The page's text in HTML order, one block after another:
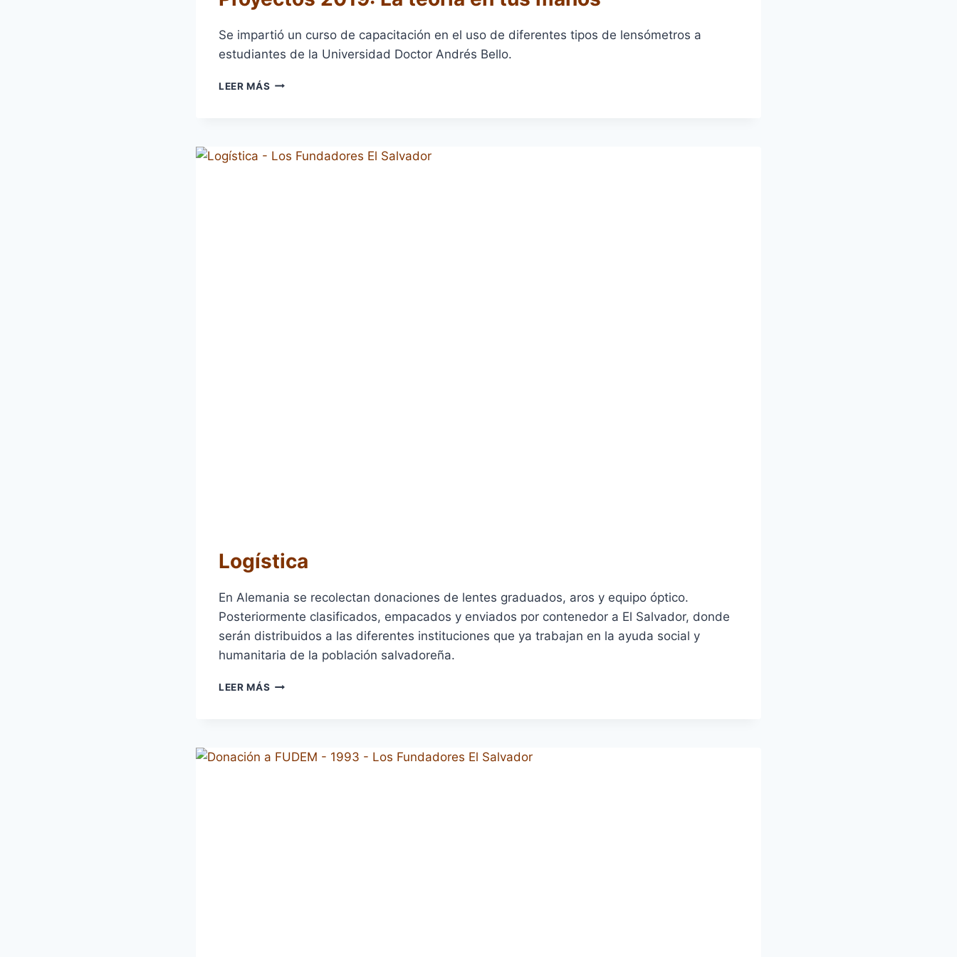
Se impartió un curso de capacitación en el uso de diferentes tipos de lensómetros a
estudiantes de la Universidad Doctor Andrés Bello.
LEER MÁS PROYECTOS
TUS
Logística
En Alemania se recolectan donaciones de lentes graduados, aros y equipo óptico.
Posteriormente clasificados, empacados y enviados por contenedor a El Salvador, donde
serán distribuidos a las diferentes instituciones que ya trabajan en la ayuda social y
humanitaria de la población salvadoreña.
LEER MÁS LOGÍSTICA